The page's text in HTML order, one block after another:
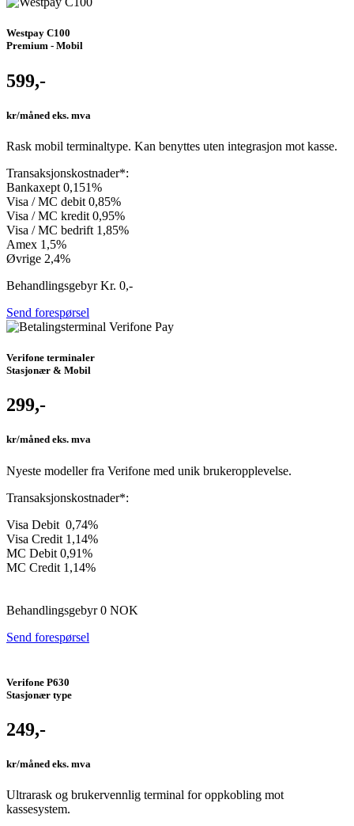
Westpay C100
Premium - Mobil
599,-
kr/måned eks. mva
Rask mobil terminaltype. Kan benyttes uten integrasjon mot kasse.
Transaksjonskostnader*:
Bankaxept 0,151%
Visa / MC debit 0,85%
Visa / MC kredit 0,95%
Visa / MC bedrift 1,85%
Amex 1,5%
Øvrige 2,4%
Behandlingsgebyr Kr. 0,-
Send forespørsel
Verifone terminaler
Stasjonær & Mobil
299,-
kr/måned​ eks. mva
Nyeste modeller fra Verifone med unik brukeropplevelse.
Transaksjonskostnader*:
Visa Debit 0,74%
Visa Credit 1,14%
MC Debit 0,91%
MC Credit 1,14%
Behandlingsgebyr 0 NOK
Send forespørsel
Verifone P630
Stasjonær type
249,-
kr/måned​​ eks. mva
Ultrarask og brukervennlig terminal for oppkobling mot
kassesystem.